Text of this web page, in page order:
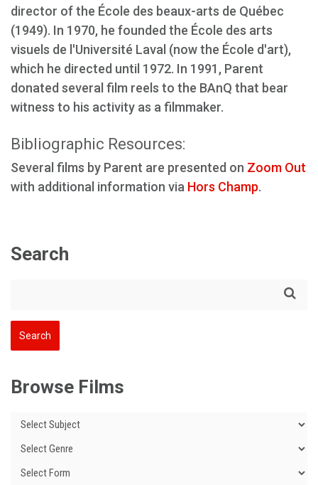
director of the École des beaux-arts de Québec
(1949). In 1970, he founded the École des arts
visuels de l'Université Laval (now the École d'art),
which he directed until 1972. In 1991, Parent
donated several film reels to the BAnQ that bear
witness to his activity as a filmmaker.
Bibliographic Resources:
Several films by Parent are presented on Zoom Out
with additional information via Hors Champ.
Search
Browse Films